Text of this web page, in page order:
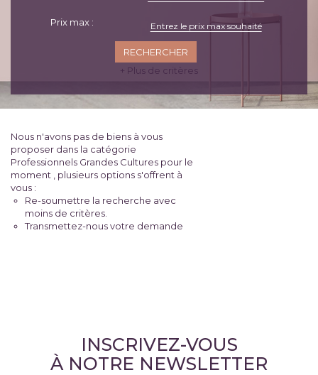
Prix max :
+ Plus de critères
Nous n'avons pas de biens à vous
proposer dans la catégorie
Professionnels Grandes Cultures pour le
moment , plusieurs options s'offrent à
vous :
Re-soumettre la recherche avec
moins de critères.
Transmettez-nous votre demande
INSCRIVEZ-VOUS
À NOTRE NEWSLETTER